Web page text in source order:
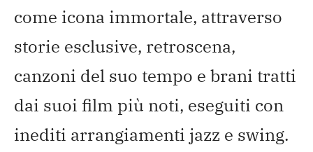
come icona immortale, attraverso
storie esclusive, retroscena,
canzoni del suo tempo e brani tratti
dai suoi film più noti, eseguiti con
inediti arrangiamenti jazz e swing.